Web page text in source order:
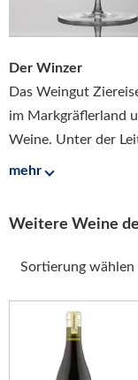
Der Winzer
Das Weingut
im Markgräflerland
Weine. Unter der
mehr
Weitere Weine
Sortierung wählen